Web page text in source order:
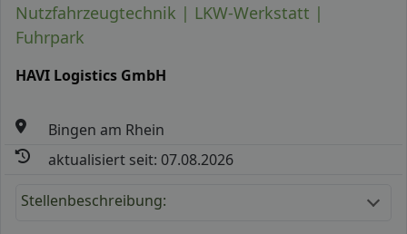
Nutzfahrzeugtechnik | LKW-Werkstatt |
Fuhrpark
HAVI Logistics GmbH
Bingen am Rhein
aktualisiert seit: 07.08.2026
Stellenbeschreibung: